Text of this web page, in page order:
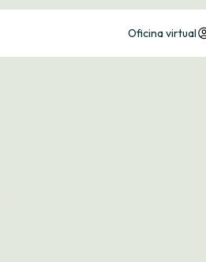
Oficina virtual